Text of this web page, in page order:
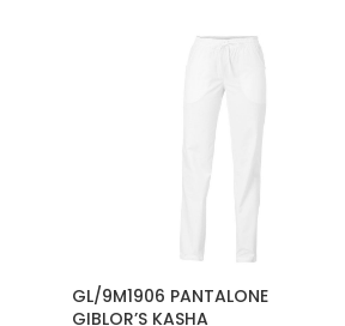
GL/9M1906 PANTALONE
GIBLOR’S KASHA